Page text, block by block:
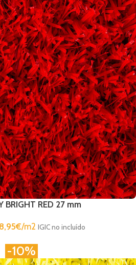
BRIGHT RED 27 mm
€/m2 IGIC no incluído
-10%